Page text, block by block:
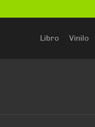
Libro Vinilo